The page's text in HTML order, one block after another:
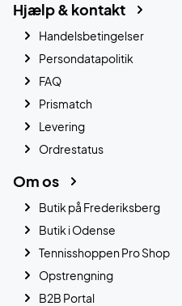
Hjælp & kontakt
Handelsbetingelser
Persondatapolitik
FAQ
Prismatch
Levering
Ordrestatus
Om os
Butik på Frederiksberg
Butik i Odense
Tennisshoppen Pro Shop
Opstrengning
B2B Portal